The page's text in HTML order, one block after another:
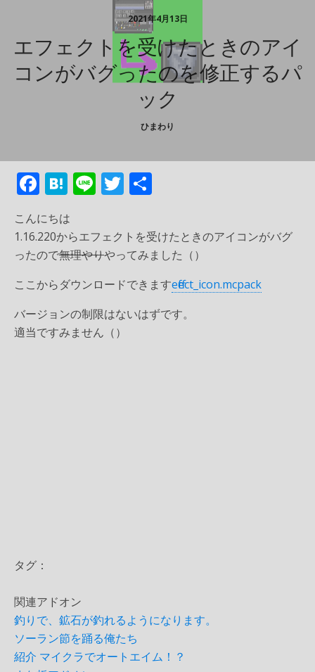
2021年4月13日
エフェクトを受けたときのアイ
コンがバグったのを修正するパ
ック
ひまわり
F
e
b
o
o
k
H
e
n
a
Li
e
T
itt
er
こんにちは
1.16.220からエフェクトを受けたときのアイコンがバグ
ったので無理やりやってみました（）
ここからダウンロードできますeffect_icon.mcpack
バージョンの制限はないはずです。
適当ですみません（）
タグ：
関連アドオン
釣りで、鉱石が釣れるようになります。
ソーラン節を踊る俺たち
紹介 マイクラでオートエイム！？